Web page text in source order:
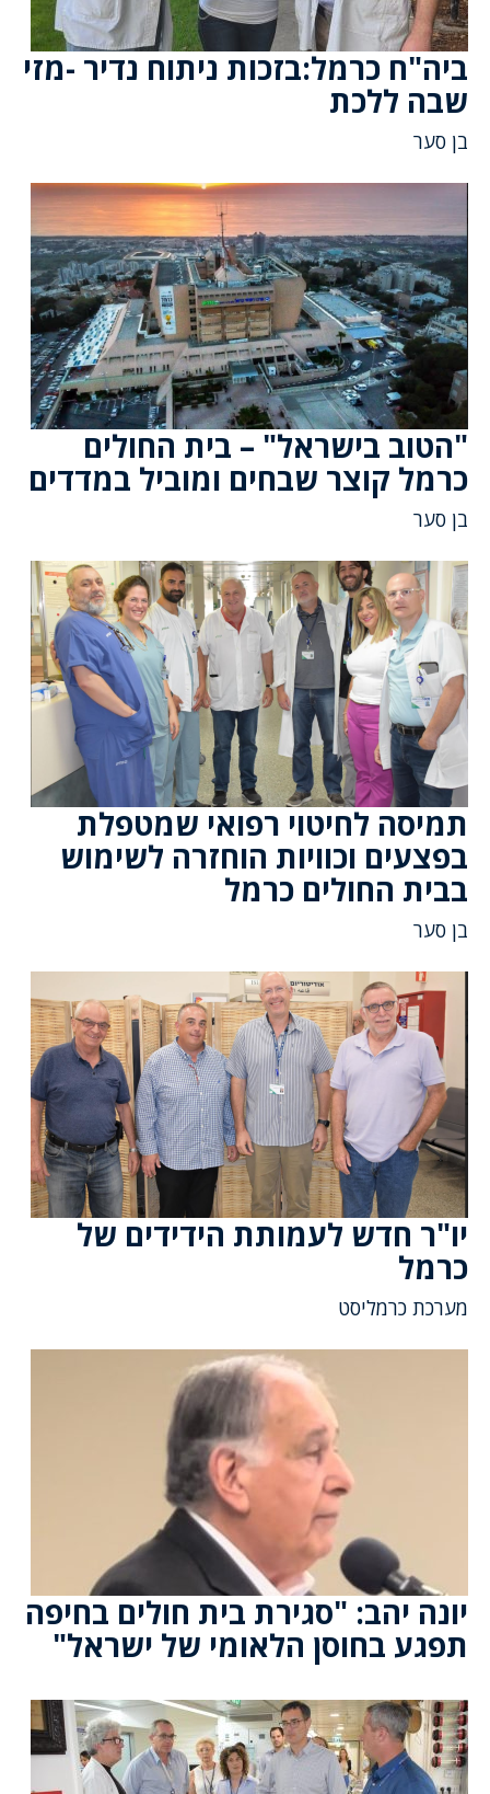
ביה"ח כרמל:בזכות ניתוח נדיר -מזי
שבה ללכת
בן סער
"הטוב בישראל" – בית החולים
כרמל קוצר שבחים ומוביל במדדים
בן סער
תמיסה לחיטוי רפואי שמטפלת
בפצעים וכוויות הוחזרה לשימוש
בבית החולים כרמל
בן סער
יו"ר חדש לעמותת הידידים של
כרמל
מערכת כרמליסט
יונה יהב: "סגירת בית חולים בחיפה
תפגע בחוסן הלאומי של ישראל"